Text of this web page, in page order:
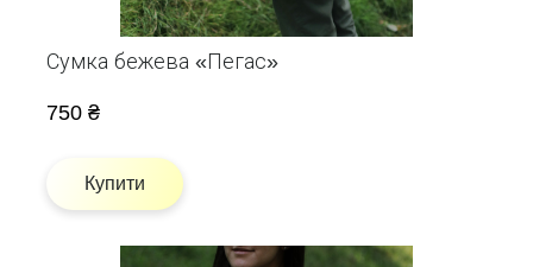
Сумка бежева «Пегас»
750 ₴
Купити